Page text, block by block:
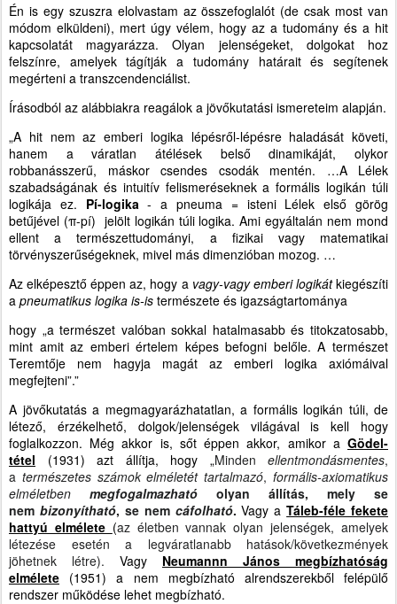
Én is egy szuszra elolvastam az összefoglalót (de csak most van
módom elküldeni), mert úgy vélem, hogy az a tudomány és a hit
kapcsolatát magyarázza. Olyan jelenségeket, dolgokat hoz
felszínre, amelyek tágítják a tudomány határait és segítenek
megérteni a transzcendenciálist.
Írásodból az alábbiakra reagálok a jövőkutatási ismereteim alapján.
„A hit nem az emberi logika lépésről-lépésre haladását követi,
hanem a váratlan átélések belső dinamikáját, olykor
robbanásszerű, máskor csendes csodák mentén. …A Lélek
szabadságának és intuitív felismeréseknek a formális logikán túli
logikája ez. Pí-logika - a pneuma = isteni Lélek első görög
betűjével (π-pí) jelölt logikán túli logika. Ami egyáltalán nem mond
ellent a természettudományi, a fizikai vagy matematikai
törvényszerűségeknek, mivel más dimenzióban mozog. …
Az elképesztő éppen az, hogy a vagy-vagy emberi logikátkiegészíti
a pneumatikus logika is-is természete és igazságtartománya
hogy „a természet valóban sokkal hatalmasabb és titokzatosabb,
mint amit az emberi értelem képes befogni belőle. A természet
Teremtője nem hagyja magát az emberi logika axiómáival
megfejteni”.”
A jövőkutatás a megmagyarázhatatlan, a formális logikán túli, de
létező, érzékelhető, dolgok/jelenségek világával is kell hogy
foglalkozzon. Még akkor is, sőt éppen akkor, amikor a Gödel-
tétel (1931) azt állítja, hogy „Minden ellentmondásmentes,
a természetes számok elméletét tartalmazó,formális-axiomatikus
elméletben
megfogalmazható
olyan állítás, mely se
nem bizonyítható, se nem cáfolható.Vagy aTáleb-féle fekete
hattyú elmélete (az életben vannak olyan jelenségek, amelyek
létezése esetén a legváratlanabb hatások/következmények
jöhetnek létre). Vagy Neumannn János megbízhatóság
elmélete (1951) a nem megbízható alrendszerekből felépülő
rendszer működése lehet megbízható.